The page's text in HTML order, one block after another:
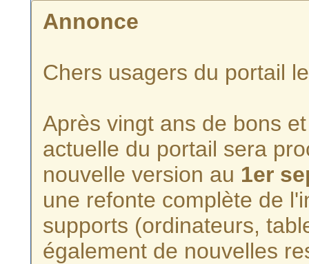
Annonce
Chers usagers du portail
Après vingt ans de bons
actuelle du portail sera
nouvelle version au 1er
une refonte complète de
supports (ordinateurs,
également de nouvelles